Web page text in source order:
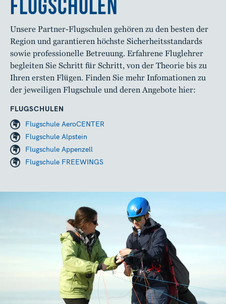
Unsere Partner-Flugschulen gehören zu den besten der
Region und garantieren höchste Sicherheitsstandards
sowie professionelle Betreuung. Erfahrene Fluglehrer
begleiten Sie Schritt für Schritt, von der Theorie bis zu
Ihren ersten Flügen. Finden Sie mehr Infomationen zu
der jeweiligen Flugschule und deren Angebote hier:
FLUGSCHULEN
Flugschule AeroCENTER
Flugschule Alpstein
Flugschule Appenzell
Flugschule FREEWINGS